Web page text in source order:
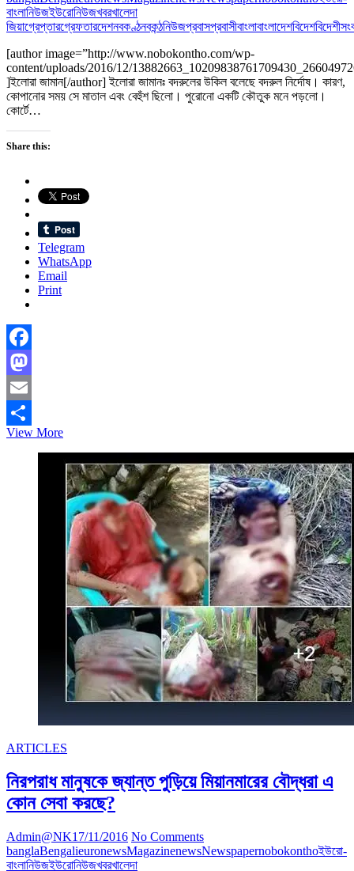
বাংলানিউজইউরোনিউজখবরখালেদা
জিয়াগ্রেপ্তারগ্রেফতারদেশনবকণ্ঠনবকন্ঠনিউজপ্রবাসপ্রবাসীবাংলাবাংলাদেশবিদেশবিদেশী
[author image=”http://www.nobokontho.com/wp-
content/uploads/2016/12/
]ইলোরা জামান[/author] ইলোরা জামানঃ বদরুলের উকিল বলেছে বদরুল নির্দোষ। কারণ,
কোপানোর সময় সে মাতাল এবং বেহুঁশ ছিলো। পুরোনো একটি কৌতুক মনে পড়লো।
কোর্টে…
Share this:
Telegram
WhatsApp
Email
Print
Facebook
Mastodon
Email
Share
View Moreরম্য
মক্কেল
নির্দোষ!
ARTICLES
নিরপরাধ মানুষকে জ্যান্ত পুড়িয়ে মিয়ানমারের বৌদ্ধরা এ
কোন সেবা করছে?
Admin@NK17/11/2016 No Comments
banglaBengalieuronewsMagazinenewsNewspapernobokonthoইউরো-
বাংলানিউজইউরোনিউজখবরখালেদা